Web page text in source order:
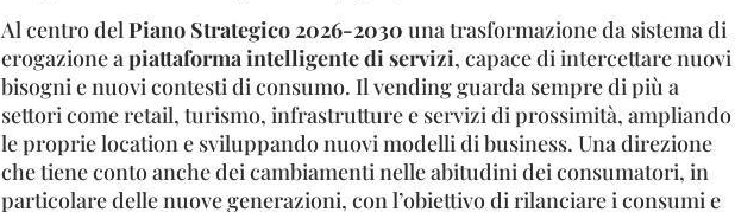
Al centro delPiano Strategico 2026-2030 una trasformazione da sistema di
erogazione apiattaforma intelligente di servizi, capace di intercettare nuovi
bisogni e nuovi contesti di consumo. Il vending guarda sempre di più a
settori come retail, turismo, infrastrutture e servizi di prossimità, ampliando
le proprie location e sviluppando nuovi modelli di business. Una direzione
che tiene conto anche dei cambiamenti nelle abitudini dei consumatori, in
particolare delle nuove generazioni, con l’obiettivo di rilanciare i consumi e